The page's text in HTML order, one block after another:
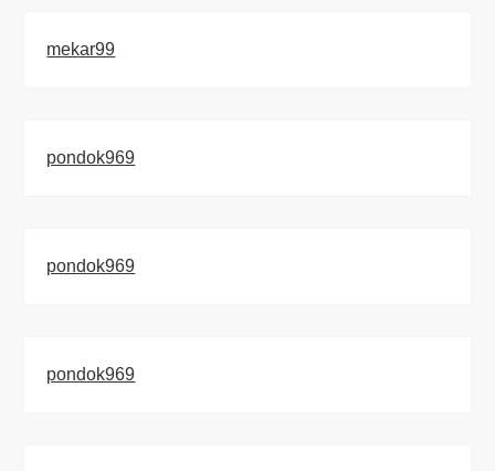
mekar99
pondok969
pondok969
pondok969